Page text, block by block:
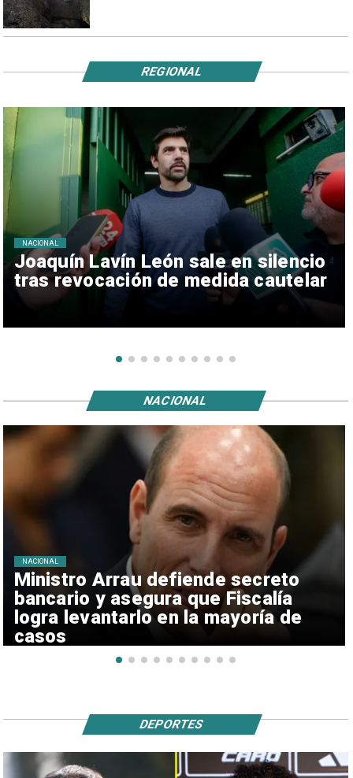
Joaquín Lavín León sale en silencio
tras revocación de medida cautelar
NACIONAL
REGIONAL
Ministro Arrau defiende secreto
bancario y asegura que Fiscalía
logra levantarlo en la mayoría de
casos
NACIONAL
NACIONAL
DEPORTES